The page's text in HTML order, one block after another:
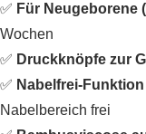
✅ Für Neugeborene
Wochen
✅ Druckknöpfe zur
✅ Nabelfrei-Funktion
Nabelbereich frei